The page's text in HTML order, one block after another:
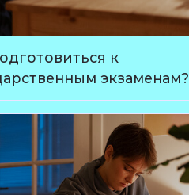
к
экзаменам?